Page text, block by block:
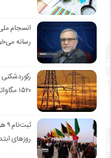
انسجام
رسانه
۱۵۲۰ مگاواتی با «قرار همدلی» مردم
روزهای